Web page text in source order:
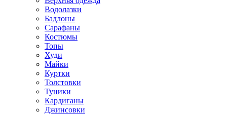
Водолазки
Бадлоны
Сарафаны
Костюмы
Топы
Худи
Майки
Куртки
Толстовки
Туники
Кардиганы
Джинсовки